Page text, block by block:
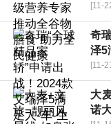
[11-
奇
泽5
[11-
大
诺